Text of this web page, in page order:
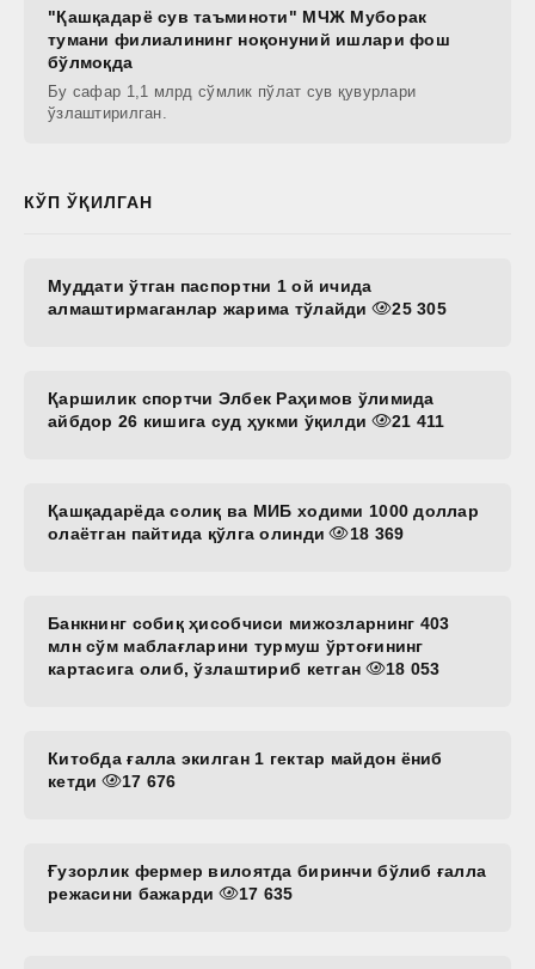
"Қашқадарё сув таъминоти" МЧЖ Муборак
тумани филиалининг ноқонуний ишлари фош
бўлмоқда
Бу сафар 1,1 млрд сўмлик пўлат сув қувурлари
ўзлаштирилган.
КЎП ЎҚИЛГАН
Муддати ўтган паспортни 1 ой ичида
алмаштирмаганлар жарима тўлайди
25 305
Қаршилик спортчи Элбек Раҳимов ўлимида
айбдор 26 кишига суд ҳукми ўқилди
21 411
Қашқадарёда солиқ ва МИБ ходими 1000 доллар
олаётган пайтида қўлга олинди
18 369
Банкнинг собиқ ҳисобчиси мижозларнинг 403
млн сўм маблағларини турмуш ўртоғининг
картасига олиб, ўзлаштириб кетган
18 053
Китобда ғалла экилган 1 гектар майдон ёниб
кетди
17 676
Ғузорлик фермер вилоятда биринчи бўлиб ғалла
режасини бажарди
17 635